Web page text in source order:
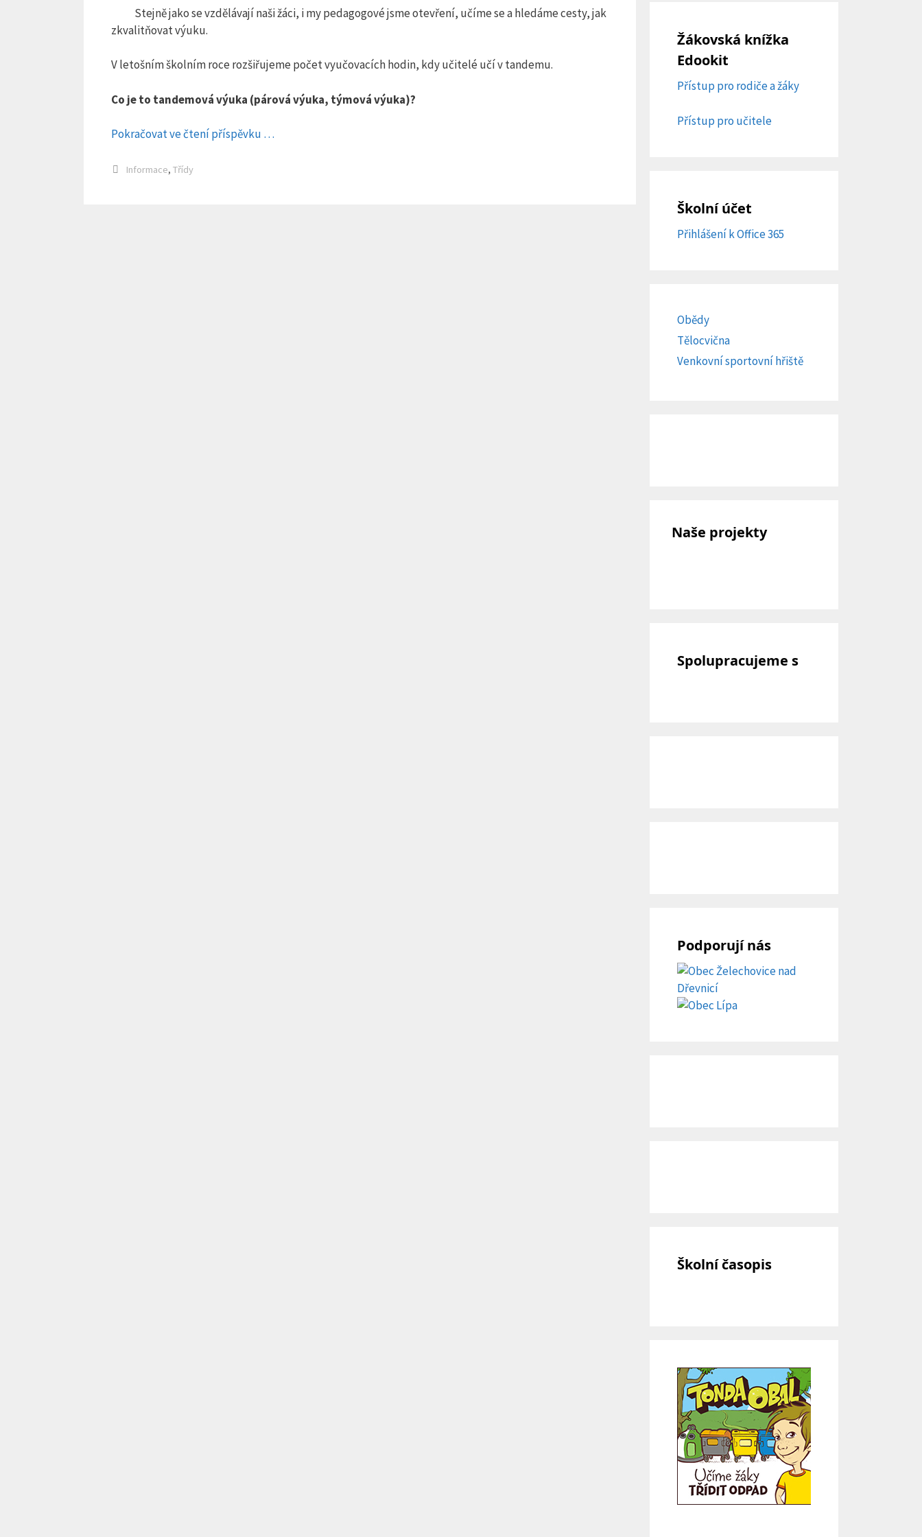
Stejně jako se vzdělávají naši žáci, i my pedagogové jsme otevření, učíme se a hledáme cesty, jak
zkvalitňovat výuku.
V letošním školním roce rozšiřujeme počet vyučovacích hodin, kdy učitelé učí v tandemu.
Co je to tandemová výuka (párová výuka, týmová výuka)?
Pokračovat ve čtení příspěvku …
Rubriky
Informace, Třídy
Žákovská knížka
Edookit
Přístup pro rodiče a žáky
Přístup pro učitele
Školní účet
Přihlášení k Office 365
Obědy
Tělocvična
Venkovní sportovní hřiště
Naše projekty
Spolupracujeme s
Podporují nás
Školní časopis